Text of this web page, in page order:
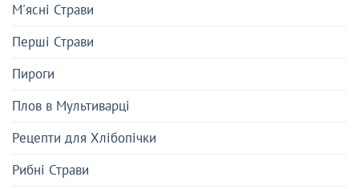
М'ясні Страви
Перші Страви
Пироги
Плов в Мультиварці
Рецепти для Хлібопічки
Рибні Страви